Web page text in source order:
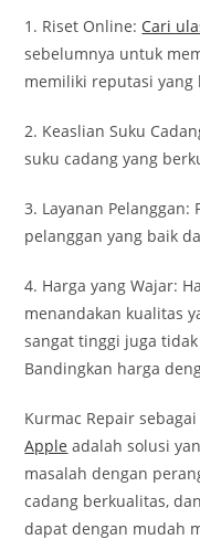
1. Riset Online: Cari
sebelumnya untuk
memiliki reputasi yang
2. Keaslian Suku
suku cadang yang
3. Layanan
pelanggan yang baik
4. Harga yang Wajar:
menandakan kualitas
sangat tinggi juga
Bandingkan harga
Kurmac Repair
Apple adalah solusi
masalah dengan
cadang berkualitas,
dapat dengan mudah